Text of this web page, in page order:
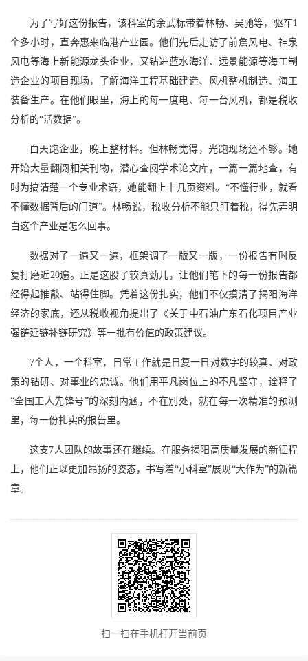
为了写好这份报告，该科室的余武标带着林畅、吴驰等，驱车1
个多小时，直奔惠来临港产业园。他们先后走访了前詹风电、神泉
风电等海上新能源龙头企业，又钻进蓝水海洋、远景能源等海工制
造企业的项目现场，了解海洋工程基础建造、风机整机制造、海工
装备生产。在他们眼里，海上的每一度电、每一台风机，都是税收
分析的“活数据”。
白天跑企业，晚上整材料。但林畅觉得，光跑现场还不够。她
开始大量翻阅相关刊物，潜心查阅学术论文库，一篇一篇地查，有
时为搞清楚一个专业术语，她能翻上十几页资料。“不懂行业，就看
不懂数据背后的门道”。林畅说，税收分析不能只盯着税，得先弄明
白这个产业是怎么回事。
数据对了一遍又一遍，框架调了一版又一版，一份报告有时反
复打磨近20遍。正是这股子较真劲儿，让他们笔下的每一份报告都
经得起推敲、站得住脚。凭着这份扎实，他们不仅摸清了揭阳海洋
经济的家底，还从税收视角提出了《关于中石油广东石化项目产业
强链延链补链研究》等一批有价值的政策建议。
7个人，一个科室，日常工作就是日复一日对数字的较真、对政
策的钻研、对事业的忠诚。他们用平凡岗位上的不凡坚守，诠释了
“全国工人先锋号”的深刻内涵，不在别处，就在每一次精准的预测
里，每一份扎实的报告里。
这支7人团队的故事还在继续。在服务揭阳高质量发展的新征程
上，他们正以更加昂扬的姿态，书写着“小科室”展现“大作为”的新篇
章。
扫一扫在手机打开当前页